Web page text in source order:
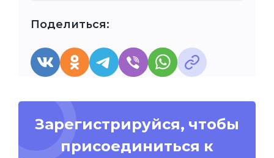
Поделиться:
Зарегистрируйся, чтобы
присоединиться к